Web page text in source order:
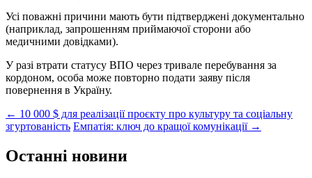
Усі поважні причини мають бути підтверджені документально
(наприклад, запрошенням приймаючої сторони або
медичними довідками).
У разі втрати статусу ВПО через тривале перебування за
кордоном, особа може повторно подати заяву після
повернення в Україну.
Post
navigation
← 10 000 $ для реалізації проєкту про культуру та соціальну
згуртованість Емпатія: ключ до кращої комунікації →
Останні новини